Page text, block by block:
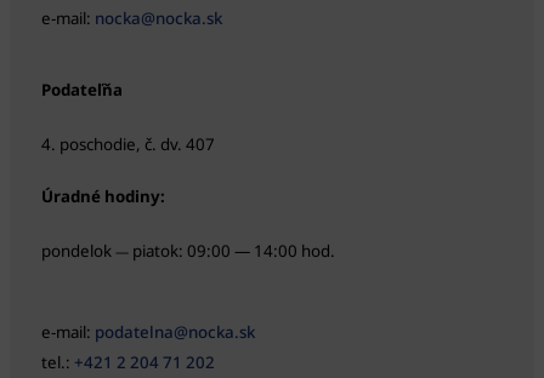
e-mail: nocka@nocka.sk
Podateľňa
4. poschodie, č. dv. 407
Úradné hodiny:
pondelok — piatok: 09:00 — 14:00 hod.
e-mail: podatelna@nocka.sk
tel.: +421 2 204 71 202